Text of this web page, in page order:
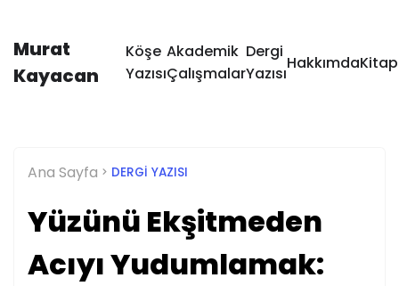
Murat
Kayacan
Köşe
Yazısı
Akademik
Çalışmalar
Dergi
Yazısı
HakkımdaKitap
Ana Sayfa DERGI YAZISI
Yüzünü Ekşitmeden
Acıyı Yudumlamak: